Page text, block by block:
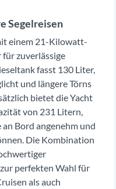
Segelreisen
einem 21-Kilowatt-
zuverlässige
fasst 130 Liter,
und längere Törns
bietet die Yacht
von 231 Litern,
Bord angenehm und
Die Kombination
perfekten Wahl für
als auch